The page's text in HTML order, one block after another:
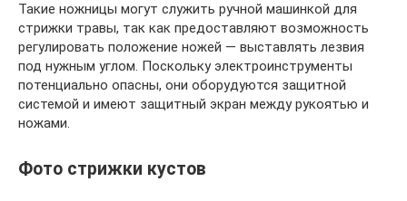
Такие ножницы могут служить ручной машинкой для
стрижки травы, так как предоставляют возможность
регулировать положение ножей — выставлять лезвия
под нужным углом. Поскольку электроинструменты
потенциально опасны, они оборудуются защитной
системой и имеют защитный экран между рукоятью и
ножами.
Фото стрижки кустов